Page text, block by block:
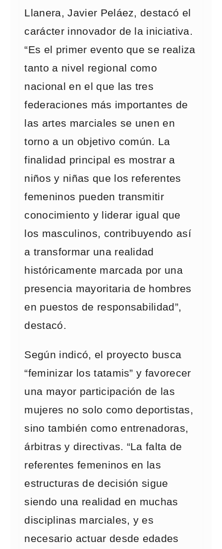
Llanera, Javier Peláez, destacó el
carácter innovador de la iniciativa.
“Es el primer evento que se realiza
tanto a nivel regional como
nacional en el que las tres
federaciones más importantes de
las artes marciales se unen en
torno a un objetivo común. La
finalidad principal es mostrar a
niños y niñas que los referentes
femeninos pueden transmitir
conocimiento y liderar igual que
los masculinos, contribuyendo así
a transformar una realidad
históricamente marcada por una
presencia mayoritaria de hombres
en puestos de responsabilidad”,
destacó.
Según indicó, el proyecto busca
“feminizar los tatamis” y favorecer
una mayor participación de las
mujeres no solo como deportistas,
sino también como entrenadoras,
árbitras y directivas. “La falta de
referentes femeninos en las
estructuras de decisión sigue
siendo una realidad en muchas
disciplinas marciales, y es
necesario actuar desde edades